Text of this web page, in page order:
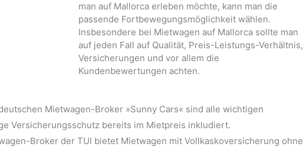
man auf Mallorca erleben möchte, kann man die
passende Fortbewegungsmöglichkeit wählen.
Insbesondere bei Mietwagen auf Mallorca sollte man
auf jeden Fall auf Qualität, Preis-Leistungs-Verhältnis,
Versicherungen und vor allem die
Kundenbewertungen achten.
Mietwagen-Broker »Sunny Cars« sind alle wichtigen
Versicherungsschutz bereits im Mietpreis inkludiert.
Broker der TUI bietet Mietwagen mit Vollkaskoversicherung ohne